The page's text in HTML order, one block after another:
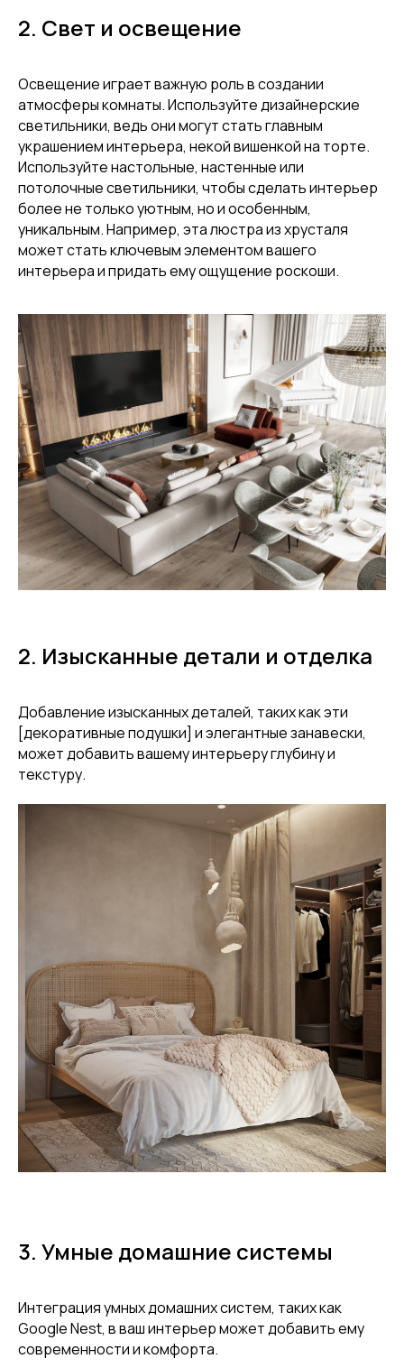
2. Свет и освещение
Освещение играет важную роль в создании
атмосферы комнаты. Используйте дизайнерские
светильники, ведь они могут стать главным
украшением интерьера, некой вишенкой на торте.
Используйте настольные, настенные или
потолочные светильники, чтобы сделать интерьер
более не только уютным, но и особенным,
уникальным. Например, эта люстра из хрусталя
может стать ключевым элементом вашего
интерьера и придать ему ощущение роскоши.
2. Изысканные детали и отделка
Добавление изысканных деталей, таких как эти
[декоративные подушки] и элегантные занавески,
может добавить вашему интерьеру глубину и
текстуру.
3. Умные домашние системы
Интеграция умных домашних систем, таких как
Google Nest, в ваш интерьер может добавить ему
современности и комфорта.